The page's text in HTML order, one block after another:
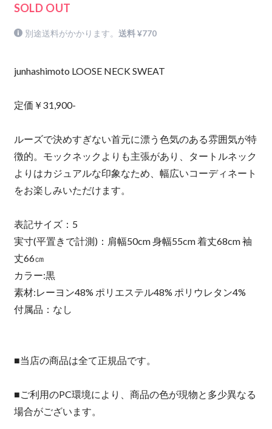
SOLD OUT
別途送料がかかります。送料 ¥770
junhashimoto LOOSE NECK SWEAT
定価￥31,900-
ルーズで決めすぎない首元に漂う色気のある雰囲気が特
徴的。モックネックよりも主張があり、タートルネック
よりはカジュアルな印象なため、幅広いコーディネート
をお楽しみいただけます。
表記サイズ：5
実寸(平置きで計測)：肩幅50cm 身幅55cm 着丈68cm 袖
丈66㎝
カラー:黒
素材:レーヨン48% ポリエステル48% ポリウレタン4%
付属品：なし
■当店の商品は全て正規品です。
■ご利用のPC環境により、商品の色が現物と多少異なる
場合がございます。